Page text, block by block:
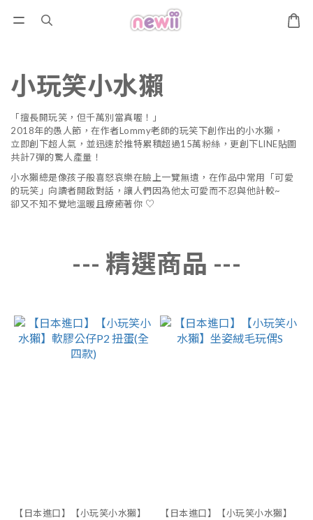
小玩笑小水獺
「擅長開玩笑，但千萬別當真喔！」
2018年的愚人節，在作者Lommy老師的玩笑下創作出的小水獺，
立即創下超人氣，並迅速於推特累積超過15萬粉絲，更創下LINE貼圖
共計7彈的驚人產量！
小水獺總是像孩子般喜怒哀樂在臉上一覽無遺，在作品中常用「可愛
的玩笑」向讀者開啟對話，讓人們因為他太可愛而不忍與他計較~
卻又不知不覺地溫暖且療癒著你 ♡
--- 精選商品 ---
【日本進口】【小玩笑小水獺】
【日本進口】【小玩笑小水獺】